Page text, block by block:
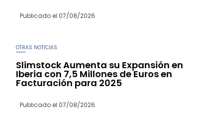
Publicado el 07/08/2026
OTRAS NOTICIAS
Slimstock Aumenta su Expansión en
Iberia con 7,5 Millones de Euros en
Facturación para 2025
Publicado el 07/08/2026